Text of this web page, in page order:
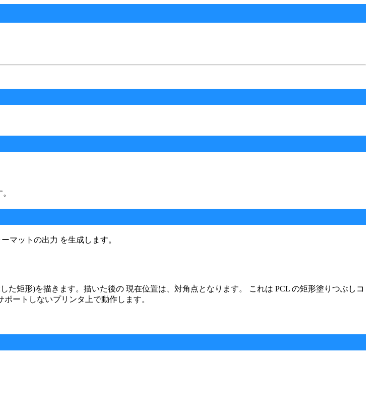
マットの出力 を生成します。
た矩形)を描きます。描いた後の 現在位置は、対角点となります。 これは PCL の矩形塗りつぶしコ
ポートしないプリンタ上で動作します。